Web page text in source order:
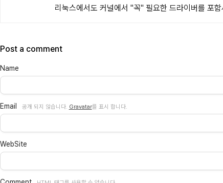
리눅스에서도 커널에서 "꼭" 필요한 드라이버를 포
Post a comment
Name
Email 공개 되지 않습니다. Gravatar를 표시 합니다.
WebSite